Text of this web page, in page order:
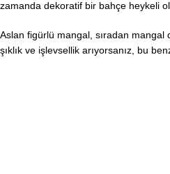
zamanda dekoratif bir bahçe heykeli
Aslan figürlü mangal, sıradan
şıklık ve işlevsellik arıyorsanız, bu